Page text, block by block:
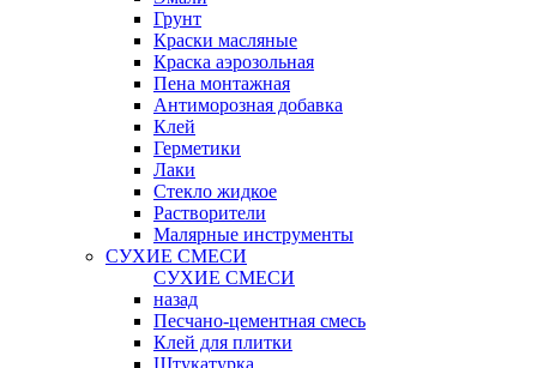
Грунт
Краски масляные
Краска аэрозольная
Пена монтажная
Антиморозная добавка
Клей
Герметики
Лаки
Стекло жидкое
Растворители
Малярные инструменты
СУХИЕ СМЕСИ
СУХИЕ СМЕСИ
назад
Песчано-цементная смесь
Клей для плитки
Штукатурка